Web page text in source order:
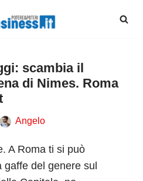
scambia il
di Nimes. Roma
Angelo
A Roma ti si può
gaffe del genere sul